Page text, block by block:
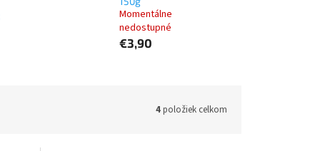
Momentálne
nedostupné
€3,90
4položiek celkom